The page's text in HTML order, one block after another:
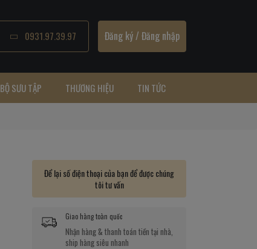
0931.97.39.97 Đăng ký/ Đăng nhập
BỘ SƯU TẬP THƯƠNG HIỆU TIN TỨC
Để lại số điện thoại của bạn để được chúng
tôi tư vấn
Giao hàng toàn quốc
Nhận hàng & thanh toán tiền tại nhà,
ship hàng siêu nhanh